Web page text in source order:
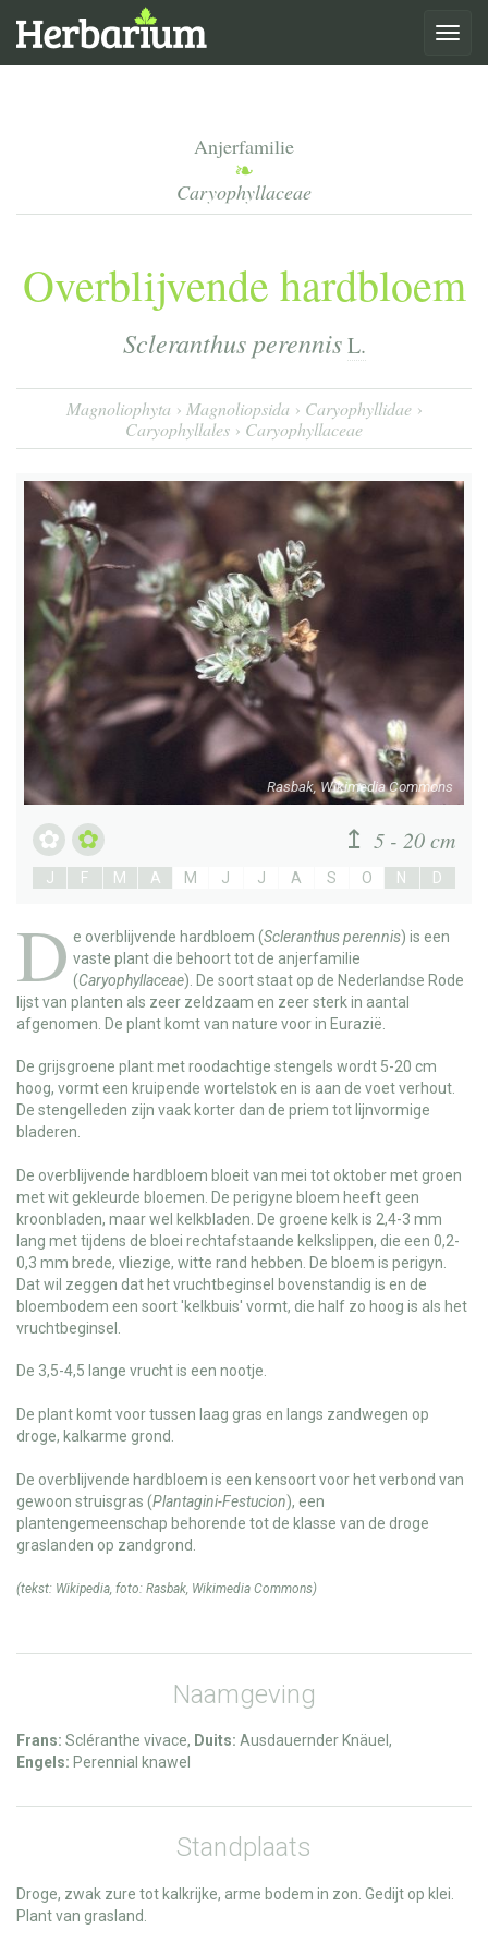
Toggle
Anjerfamilie
Caryophyllaceae
Overblijvende hardbloem
Scleranthus perennis L.
Magnoliophyta Magnoliopsida
Caryophyllidae
Caryophyllales
Caryophyllaceae
Rasbak, Wikimedia Commons
5 - 20 cm
J F M A M J J A S O N D
D e overblijvende hardbloem (Scleranthus perennis) is een
vaste plant die behoort tot de anjerfamilie
(Caryophyllaceae). De soort staat op de Nederlandse Rode
lijst van planten als zeer zeldzaam en zeer sterk in aantal
afgenomen. De plant komt van nature voor in Eurazië.
De grijsgroene plant met roodachtige stengels wordt 5-20 cm
hoog, vormt een kruipende wortelstok en is aan de voet verhout.
De stengelleden zijn vaak korter dan de priem tot lijnvormige
bladeren.
De overblijvende hardbloem bloeit van mei tot oktober met groen
met wit gekleurde bloemen. De perigyne bloem heeft geen
kroonbladen, maar wel kelkbladen. De groene kelk is 2,4-3 mm
lang met tijdens de bloei rechtafstaande kelkslippen, die een 0,2-
0,3 mm brede, vliezige, witte rand hebben. De bloem is perigyn.
Dat wil zeggen dat het vruchtbeginsel bovenstandig is en de
bloembodem een soort 'kelkbuis' vormt, die half zo hoog is als het
vruchtbeginsel.
De 3,5-4,5 lange vrucht is een nootje.
De plant komt voor tussen laag gras en langs zandwegen op
droge, kalkarme grond.
De overblijvende hardbloem is een kensoort voor het verbond van
gewoon struisgras (Plantagini-Festucion), een
plantengemeenschap behorende tot de klasse van de droge
graslanden op zandgrond.
(tekst: Wikipedia, foto: Rasbak, Wikimedia Commons)
Naamgeving
Frans: Scléranthe vivace, Duits: Ausdauernder Knäuel,
Engels: Perennial knawel
Standplaats
Droge, zwak zure tot kalkrijke, arme bodem in zon. Gedijt op klei.
Plant van grasland.